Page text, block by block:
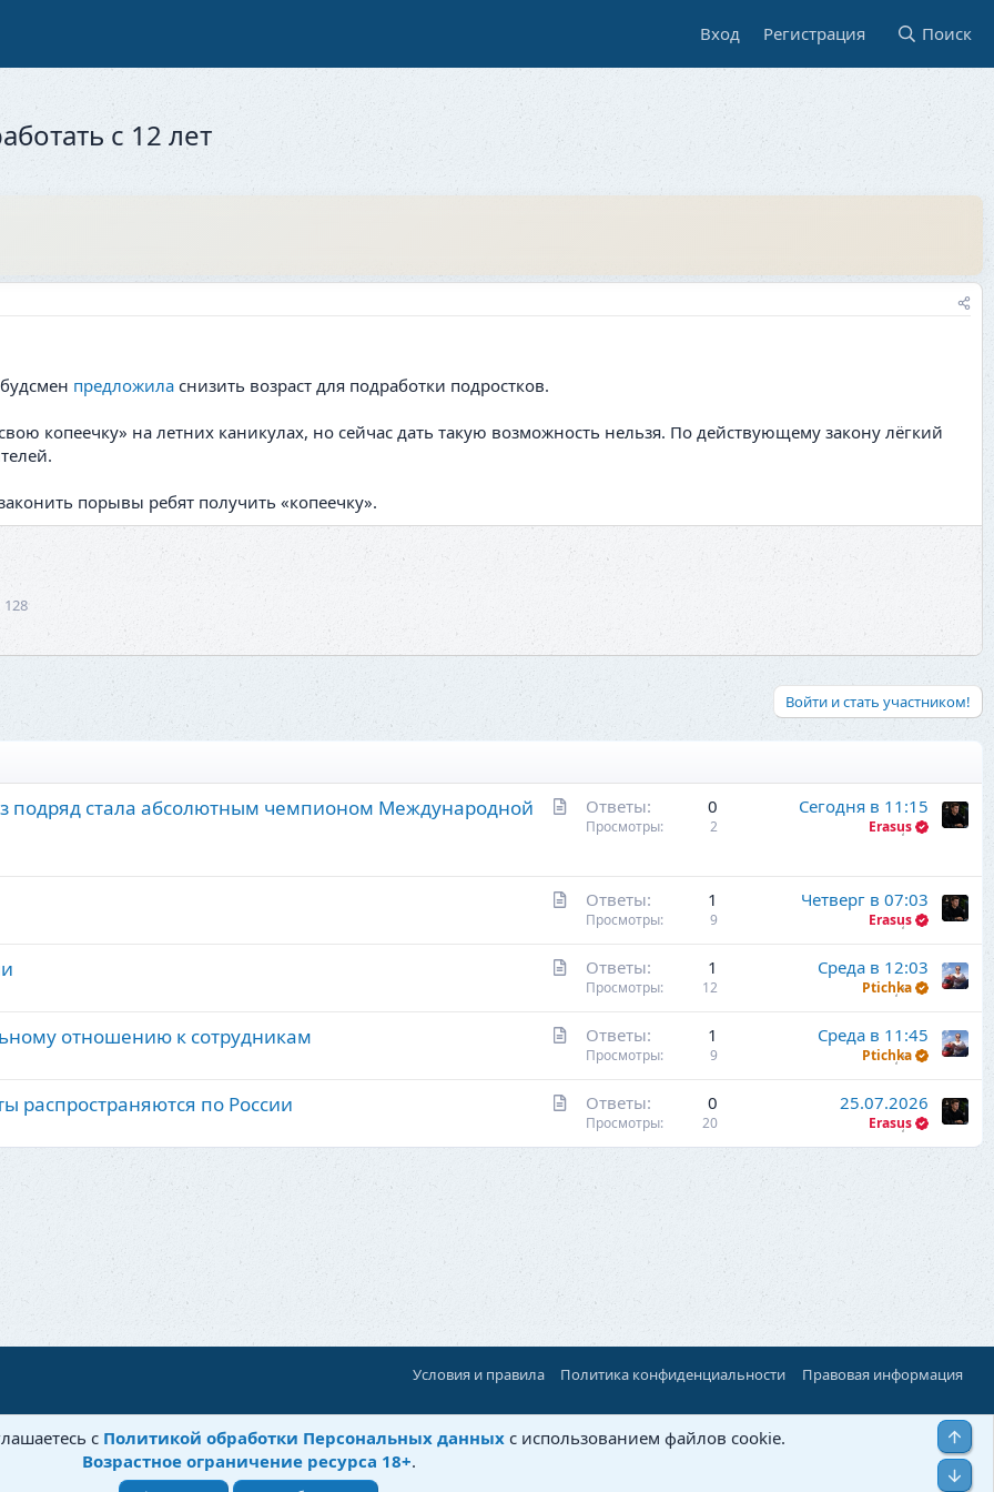
Вход Регистрация Поиск
с 12 лет
предложила снизить возраст для подработки подростков.
копеечку» на летних каникулах, но сейчас дать такую возможность нельзя. По действующему закону лёгкий
порывы ребят получить «копеечку».
128
Войти и стать участником!
подряд стала абсолютным чемпионом Международной
Ответы 0
Просмотры 2
Сегодня в 11:15
Erasus
Ответы 1
Просмотры 9
Четверг в 07:03
Erasus
Ответы 1
Просмотры 12
Среда в 12:03
Ptichka
я
отношению к сотрудникам Ответы 1
Просмотры 9
Среда в 11:45
Ptichka
а
распространяются по России Ответы 0
Просмотры 20
25.07.2026
Erasus
Условия и правила Политика конфиденциальности Правовая информация
©Бытовушка, 2025-2026
с Политикой обработки Персональных данных с использованием файлов cookie.
Возрастное ограничение ресурса 18+.